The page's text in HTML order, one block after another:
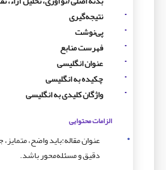
نتیجه‌گیری
پی‌نوشت
فهرست منابع
عنوان انگلیسی
چکیده به انگلیسی
واژگان کلیدی به انگلیسی
الزامات محتوایی
عنوان مقاله:باید واضح،
دقیق و مسئله‌محور باشد.